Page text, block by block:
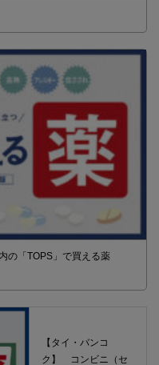
の「TOPS」で買える薬
【タイ・バンコ
ク】 コンビニ（セ